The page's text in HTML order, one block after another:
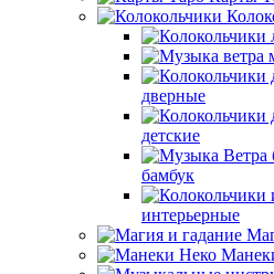
дверные
детские
бамбук
интерьерные